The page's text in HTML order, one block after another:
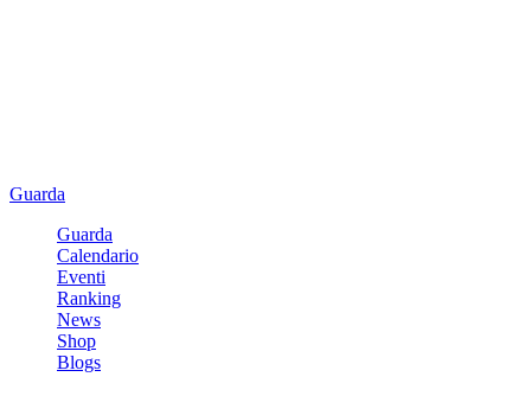
Guarda
Guarda
Calendario
Eventi
Ranking
News
Shop
Blogs